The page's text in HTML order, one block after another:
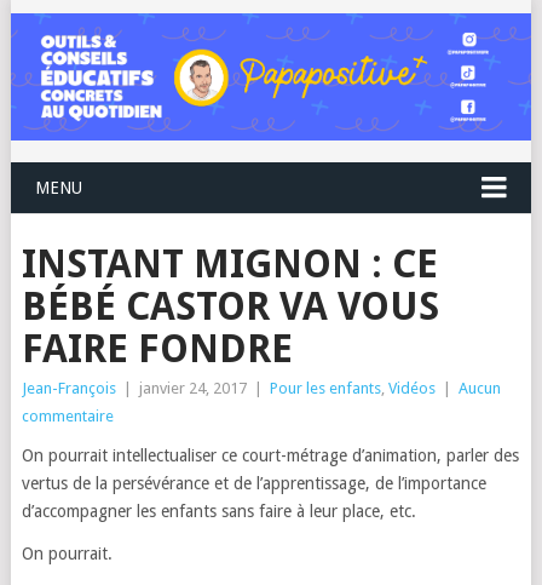
MENU
INSTANT MIGNON : CE
BÉBÉ CASTOR VA VOUS
FAIRE FONDRE
Jean-François janvier 24, 2017 Pour les enfants, Vidéos
Aucun
commentaire
On pourrait intellectualiser ce court-métrage d’animation, parler des
vertus de la persévérance et de l’apprentissage, de l’importance
d’accompagner les enfants sans faire à leur place, etc.
On pourrait.